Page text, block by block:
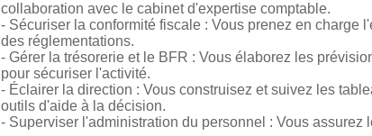
collaboration avec le cabinet d'expertise comptable.
- Sécuriser la conformité fiscale : Vous prenez en charge
des réglementations.
- Gérer la trésorerie et le BFR : Vous élaborez les
pour sécuriser l'activité.
- Éclairer la direction : Vous construisez et suivez les
outils d'aide à la décision.
- Superviser l'administration du personnel : Vous